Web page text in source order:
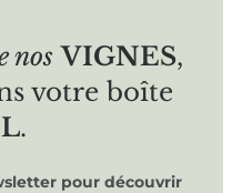
nos VIGNES,
votre boîte
.
pour découvrir